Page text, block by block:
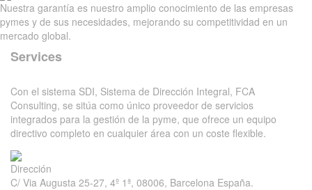
Nuestra garantía es nuestro amplio conocimiento de las empresas
pymes y de sus necesidades, mejorando su competitividad en un
mercado global.
Services
Con el sistema SDI, Sistema de Dirección Integral, FCA
Consulting, se sitúa como único proveedor de servicios
integrados para la gestión de la pyme, que ofrece un equipo
directivo completo en cualquier área con un coste flexible.
Dirección
C/ Via Augusta 25-27, 4º 1ª, 08006, Barcelona España.